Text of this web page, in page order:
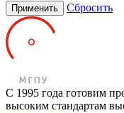
Применить Сбросить
С 1995 года готовим
высоким стандартам